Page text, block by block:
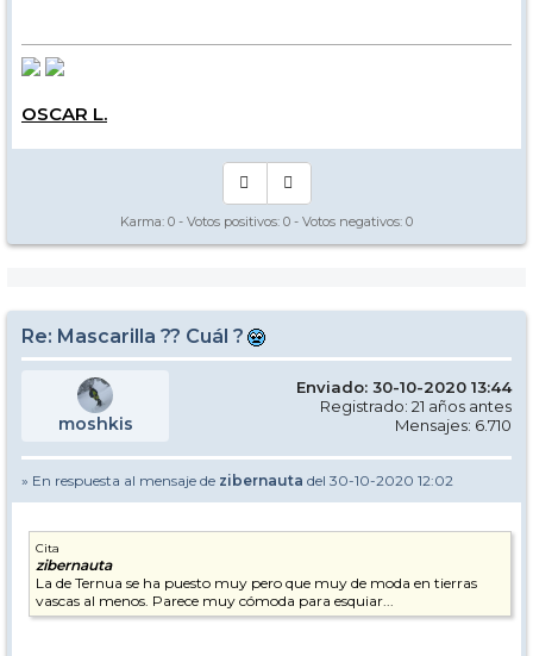
OSCAR L.
Karma: 0 - Votos positivos: 0 - Votos negativos: 0
Re: Mascarilla ?? Cuál ?
moshkis
Enviado: 30-10-2020 13:44
Registrado: 21 años antes
Mensajes: 6.710
» En respuesta al mensaje de zibernauta del 30-10-2020 12:02
Cita
zibernauta
La de Ternua se ha puesto muy pero que muy de moda en tierras
vascas al menos. Parece muy cómoda para esquiar...